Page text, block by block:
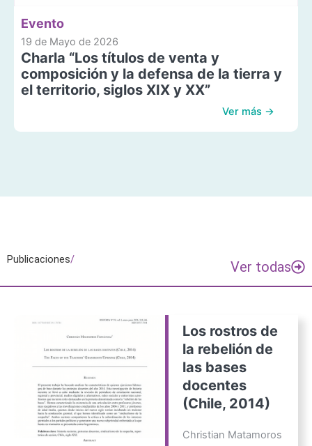
Evento
19 de Mayo de 2026
Charla “Los títulos de venta y
composición y la defensa de la tierra y
el territorio, siglos XIX y XX”
Ver más →
Publicaciones/ Ver todas
Los rostros de
la rebelión de
las bases
docentes
(Chile, 2014)
Christian Matamoros